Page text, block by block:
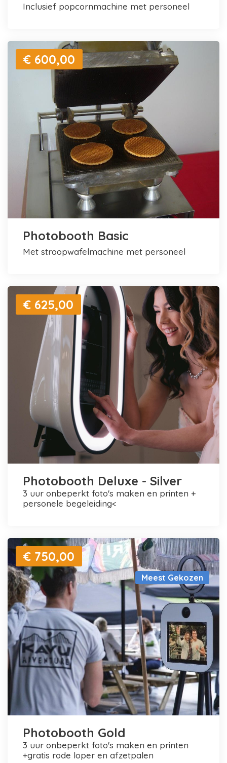
inclusief popcornmachine met personeel
€ 600,00
Photobooth Basic
met stroopwafelmachine met personeel
€ 625,00
Photobooth Deluxe - Silver
3 uur onbeperkt foto's maken en printen +
personele begeleiding<
Meest Gekozen
€ 750,00
Photobooth Gold
3 uur onbeperkt foto's maken en printen
+gratis rode loper en afzetpalen